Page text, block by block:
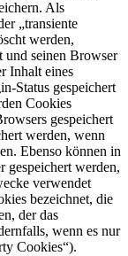
Als
„transiente
werden,
und seinen Browser
Inhalt eines
Status gespeichert
Cookies
gespeichert
werden, wenn
Ebenso können in
gespeichert werden,
verwendet
bezeichnet, die
der das
wenn es nur
Cookies“).